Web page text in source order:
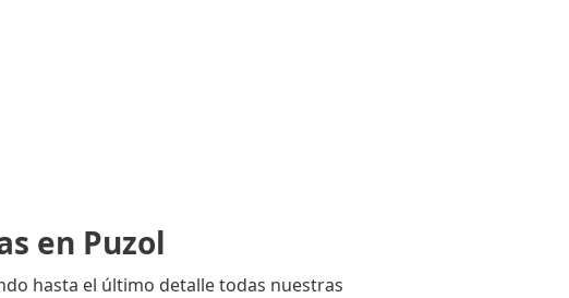
en Puzol
hasta el último detalle todas nuestras